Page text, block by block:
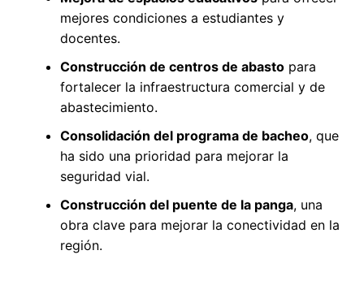
mejores condiciones a estudiantes y
docentes.
Construcción de centros de abastopara
fortalecer la infraestructura comercial y de
abastecimiento.
Consolidación del programa de bacheo, que
ha sido una prioridad para mejorar la
seguridad vial.
Construcción del puente de la panga, una
obra clave para mejorar la conectividad en la
región.